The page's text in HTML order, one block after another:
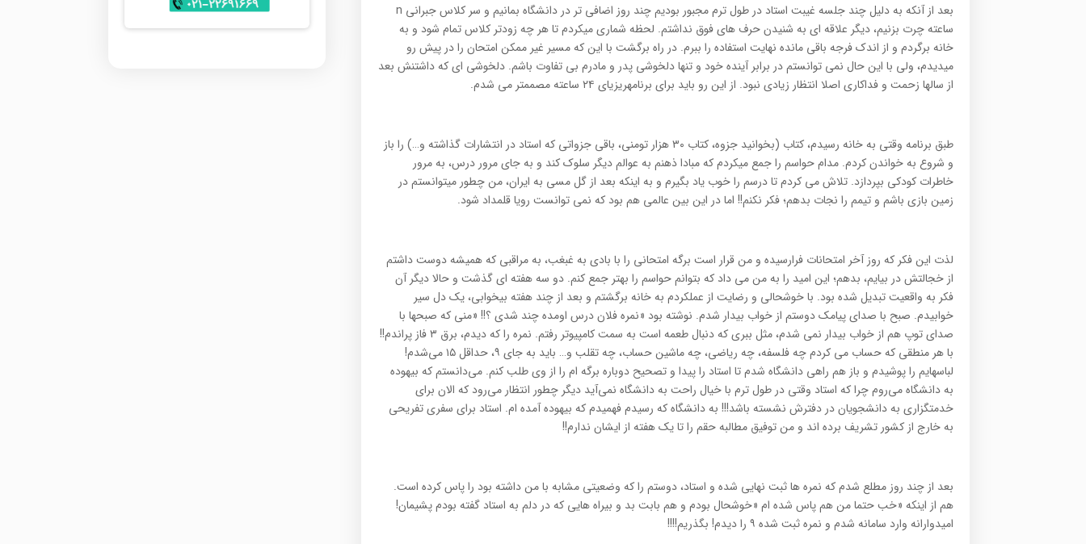
بعد از آنکه به دليل چند جلسه غيبت استاد در طول ترم مجبور بوديم چند روز اضافي تر در دانشگاه بمانيم و سر کلاس جبراني n
ساعته چرت بزنيم، ديگر علاقه اي به شنيدن حرف هاي فوق نداشتم. لحظه شماري ميکردم تا هر چه زودتر کلاس تمام شود و به
خانه برگردم و از اندک فرجه باقي مانده نهايت استفاده را ببرم. در راه برگشت با اين که مسير غير ممکن امتحان را در پيش رو
ميديدم، ولي با اين حال نمي توانستم در برابر آينده خود و تنها دلخوشي پدر و مادرم بي تفاوت باشم. دلخوشي اي که داشتنش بعد
از سالها زحمت و فداکاري اصلا انتظار زيادي نبود. از اين رو بايد براي برنامهريزياي ۲۴ ساعته مصممتر مي شدم.
طبق برنامه وقتي به خانه رسيدم، کتاب (بخوانيد جزوه، کتاب ۳۰ هزار تومني، باقي جزواتي که استاد در انتشارات گذاشته و…) را باز
و شروع به خواندن کردم. مدام حواسم را جمع ميکردم که مبادا ذهنم به عوالم ديگر سلوک کند و به جاي مرور درس، به مرور
خاطرات کودکي بپردازد. تلاش مي کردم تا درسم را خوب ياد بگيرم و به اينکه بعد از گل مسي به ايران، من چطور ميتوانستم در
زمين بازي باشم و تيمم را نجات بدهم؛ فکر نکنم!! اما در اين بين عالمي هم بود که نمي توانست رويا قلمداد شود.
لذت اين فکر که روز آخر امتحانات فرارسيده و من قرار است برگه امتحاني را با بادي به غبغب، به مراقبي که هميشه دوست داشتم
از خجالتش در بيايم، بدهم؛ اين اميد را به من مي داد که بتوانم حواسم را بهتر جمع کنم. دو سه هفته اي گذشت و حالا ديگر آن
فکر به واقعيت تبديل شده بود. با خوشحالي و رضايت از عملکردم به خانه برگشتم و بعد از چند هفته بيخوابي، يک دل سير
خوابيدم. صبح با صداي پيامک دوستم از خواب بيدار شدم. نوشته بود «نمره فلان درس اومده چند شدي ؟!! «مني که صبحها با
صداي توپ هم از خواب بيدار نمي شدم، مثل ببري که دنبال طعمه است به سمت کامپيوتر رفتم. نمره را که ديدم، برق ۳ فاز پراندم!!
با هر منطقي که حساب مي کردم چه فلسفه، چه رياضي، چه ماشين حساب، چه تقلب و… بايد به جاي ۹، حداقل ۱۵ مي‌شدم!
لباسهايم را پوشيدم و باز هم راهي دانشگاه شدم تا استاد را پيدا و تصحيح دوباره برگه ام را از وي طلب کنم. مي‌دانستم که بيهوده
به دانشگاه مي‌روم چرا که استاد وقتي در طول ترم با خيال راحت به دانشگاه نمي‌آيد ديگر چطور انتظار مي‌رود که الان براي
خدمتگزاري به دانشجويان در دفترش نشسته باشد!!! به دانشگاه که رسيدم فهميدم که بيهوده آمده ام. استاد براي سفري تفريحي
به خارج از کشور تشريف برده اند و من توفيق مطالبه حقم را تا يک هفته از ايشان ندارم!!
بعد از چند روز مطلع شدم که نمره ها ثبت نهايي شده و استاد، دوستم را که وضعيتي مشابه با من داشته بود را پاس کرده است.
هم از اينکه «خب حتما من هم پاس شده ام «خوشحال بودم و هم بابت بد و بيراه هايي که در دلم به استاد گفته بودم پشيمان!
اميدوارانه وارد سامانه شدم و نمره ثبت شده ۹ را ديدم! بگذريم!!!!